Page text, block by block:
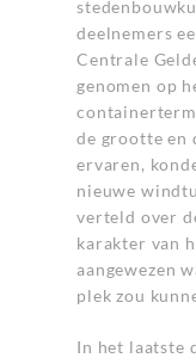
deelnemers
Centrale
genomen op
de grootte en
ervaren,
nieuwe
verteld over
karakter van
aangewezen
plek zou
In het laatste